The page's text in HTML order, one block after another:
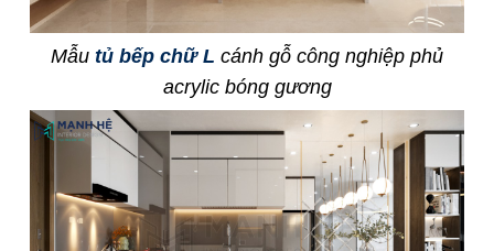
Mẫu tủ bếp chữ L cánh gỗ công nghiệp phủ
acrylic bóng gương